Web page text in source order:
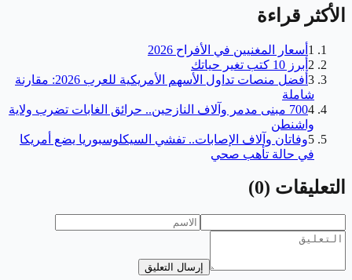
الأكثر قراءة
1 أسعار المغنيين في الأفراح 2026
2 أبرز 10 كتب تغير حياتك
3
أفضل منصات تداول الأسهم الأمريكية للعرب 2026: مقارنة
شاملة
4
700 مبنى مدمر وآلاف النازحين.. حرائق الغابات تضرب ولاية
واشنطن
5وفاتان وآلاف الإصابات.. تفشي السيكلوسبوريا يضع أمريكا
في حالة تأهب صحي
التعليقات (
0
)
إرسال التعليق